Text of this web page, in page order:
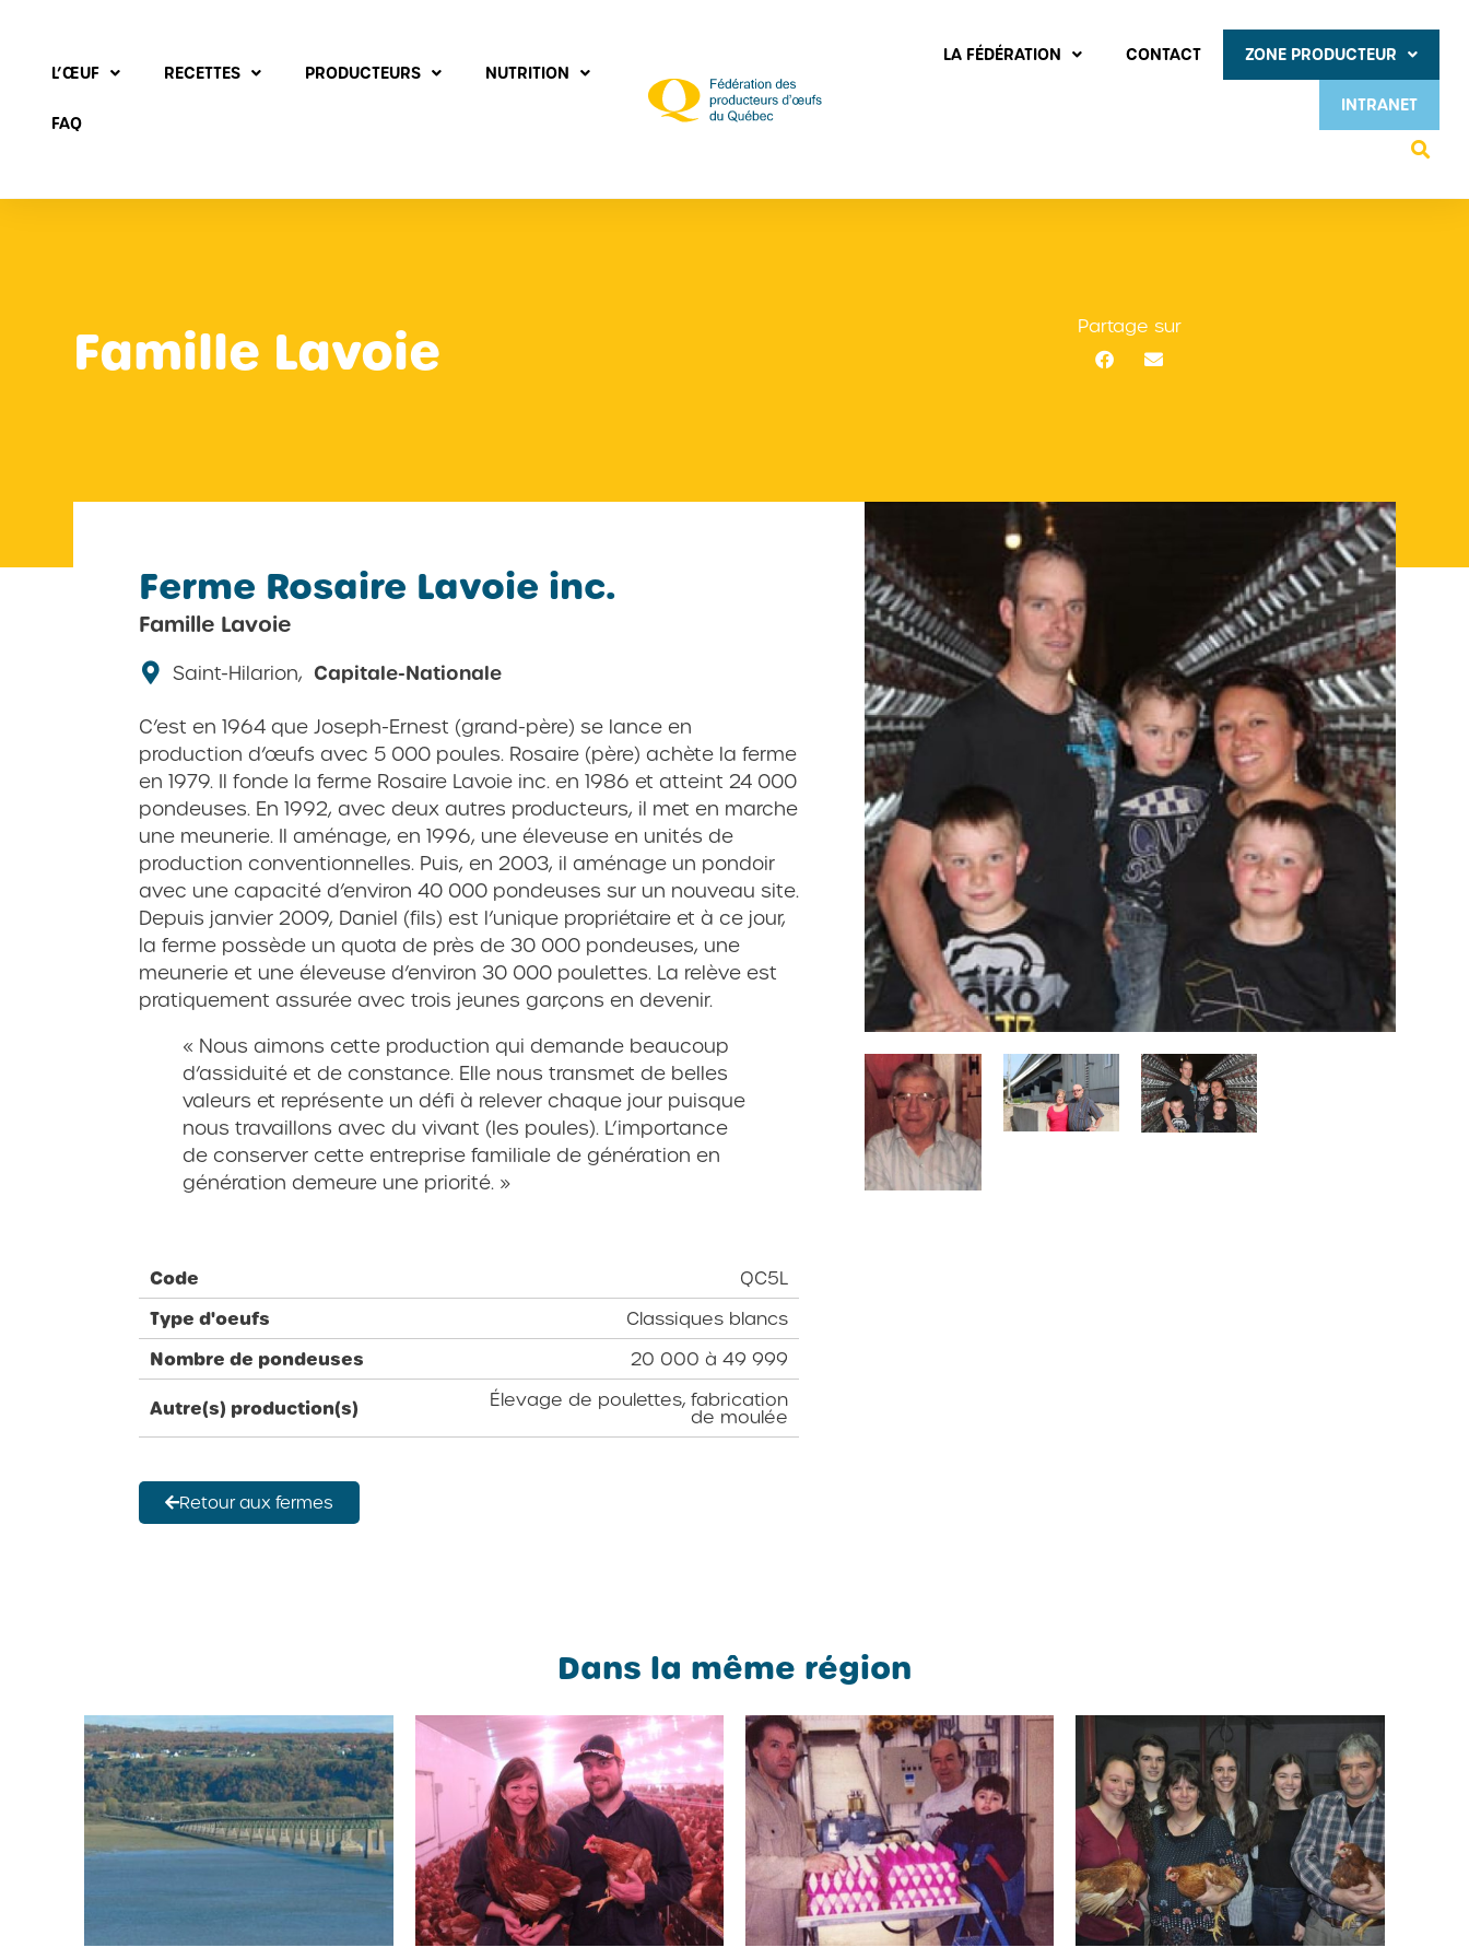
L’ŒUF RECETTES PRODUCTEURS NUTRITION
FAQ
LA FÉDÉRATION CONTACT ZONE PRODUCTEUR
INTRANET
Famille Lavoie Partage sur
Ferme Rosaire Lavoie inc.
Famille Lavoie
Saint-Hilarion, Capitale-Nationale
C’est en 1964 que Joseph-Ernest (grand-père) se lance en
production d’œufs avec 5 000 poules. Rosaire (père) achète la ferme
en 1979. Il fonde la ferme Rosaire Lavoie inc. en 1986 et atteint 24 000
pondeuses. En 1992, avec deux autres producteurs, il met en marche
une meunerie. Il aménage, en 1996, une éleveuse en unités de
production conventionnelles. Puis, en 2003, il aménage un pondoir
avec une capacité d’environ 40 000 pondeuses sur un nouveau site.
Depuis janvier 2009, Daniel (fils) est l’unique propriétaire et à ce jour,
la ferme possède un quota de près de 30 000 pondeuses, une
meunerie et une éleveuse d’environ 30 000 poulettes. La relève est
pratiquement assurée avec trois jeunes garçons en devenir.
« Nous aimons cette production qui demande beaucoup
d’assiduité et de constance. Elle nous transmet de belles
valeurs et représente un défi à relever chaque jour puisque
nous travaillons avec du vivant (les poules). L’importance
de conserver cette entreprise familiale de génération en
génération demeure une priorité. »
Code
QC5L
Type d'oeufs
Classiques blancs
Nombre de pondeuses
20 000 à 49 999
Autre(s) production(s)
Élevage de poulettes, fabrication
de moulée
Retour aux fermes
Dans la même région